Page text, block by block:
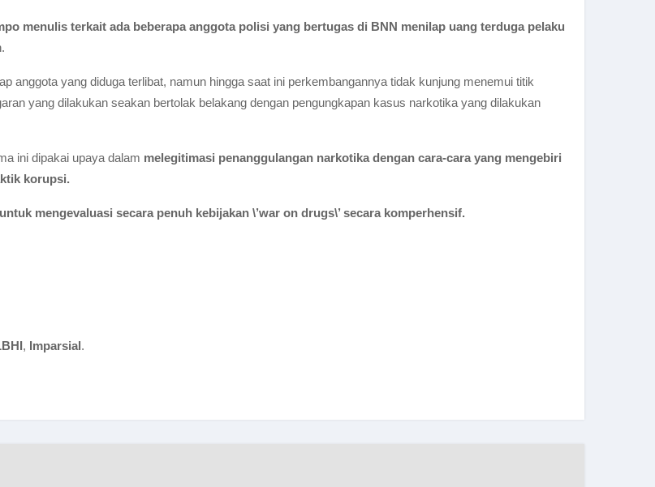
menulis terkait ada beberapa anggota polisi yang bertugas di BNN menilap uang terduga pelaku
anggota yang diduga terlibat, namun hingga saat ini perkembangannya tidak kunjung menemui titik
yang dilakukan seakan bertolak belakang dengan pengungkapan kasus narkotika yang dilakukan
ini dipakai upaya dalam melegitimasi penanggulangan narkotika dengan cara-cara yang mengebiri
korupsi.
mengevaluasi secara penuh kebijakan \’war on drugs\’ secara komperhensif.
, Imparsial.